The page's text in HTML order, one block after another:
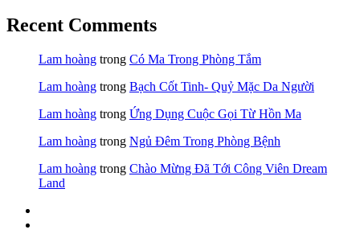
Recent Comments
Lam hoàng trong Có Ma Trong Phòng Tắm
Lam hoàng trong Bạch Cốt Tinh- Quỷ Mặc Da Người
Lam hoàng trong Ứng Dụng Cuộc Gọi Từ Hồn Ma
Lam hoàng trong Ngủ Đêm Trong Phòng Bệnh
Lam hoàng trong Chào Mừng Đã Tới Công Viên Dream
Land